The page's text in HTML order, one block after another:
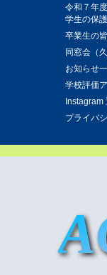
令和７年
学生の保
卒業生の
同窓会（久
お知らせ
学校評価
Instagram
プライバ